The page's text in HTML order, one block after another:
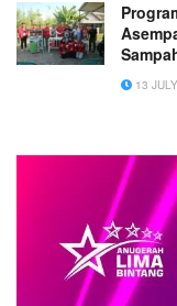
13